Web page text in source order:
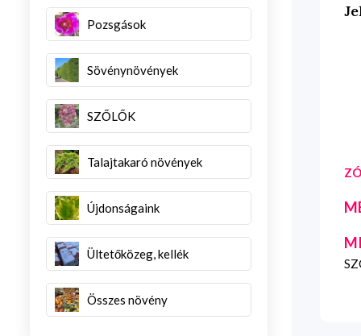
Pozsgások
Sövénynövények
SZŐLŐK
Talajtakaró növények
Újdonságaink
Ültetőközeg, kellék
Összes növény